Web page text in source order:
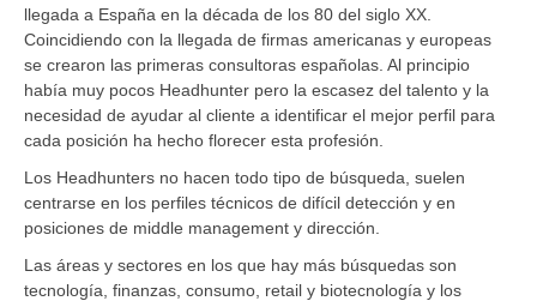
llegada a España en la década de los 80 del siglo XX.
Coincidiendo con la llegada de firmas americanas y europeas
se crearon las primeras consultoras españolas. Al principio
había muy pocos Headhunter pero la escasez del talento y la
necesidad de ayudar al cliente a identificar el mejor perfil para
cada posición ha hecho florecer esta profesión.
Los Headhunters no hacen todo tipo de búsqueda, suelen
centrarse en los perfiles técnicos de difícil detección y en
posiciones de middle management y dirección.
Las áreas y sectores en los que hay más búsquedas son
tecnología, finanzas, consumo, retail y biotecnología y los